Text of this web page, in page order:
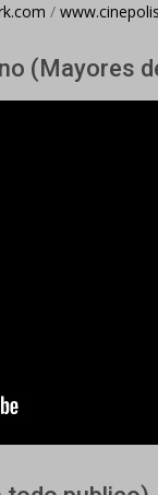
/
(Mayores